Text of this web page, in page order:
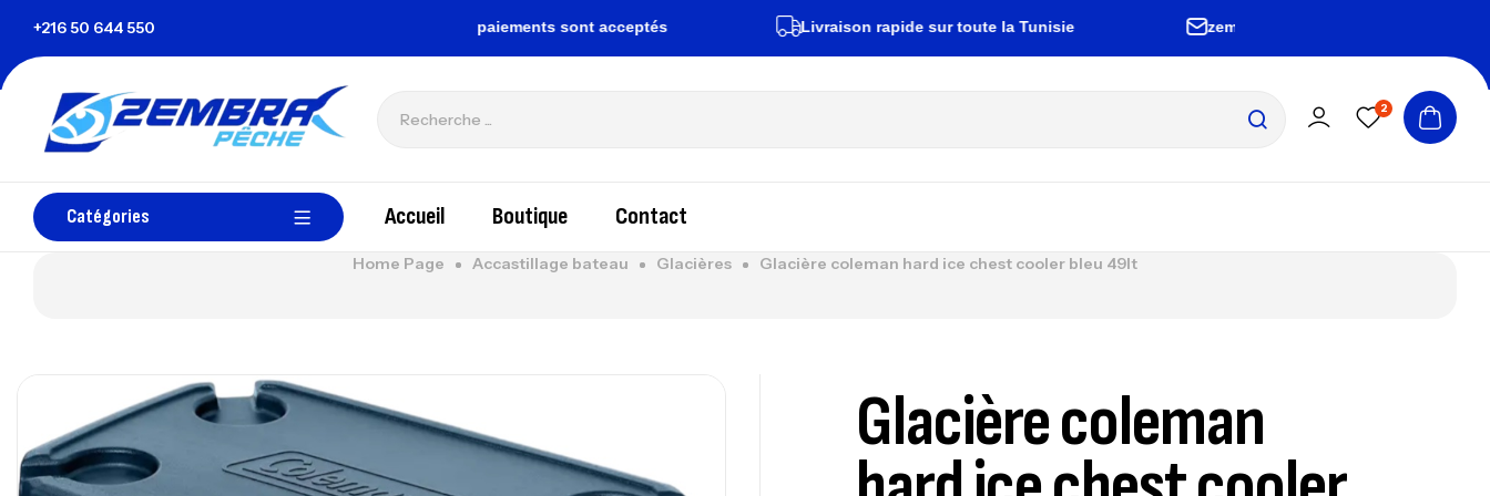
+216 50 644 550 Tous les paiements sont acceptés Livraison rapide sur toute la Tunisie zembrapechetunisie@gmail.com
2
Catégories Accueil Boutique Contact
Home Page Accastillage bateau Glacières Glacière coleman hard ice chest cooler bleu 49lt
Glacière coleman